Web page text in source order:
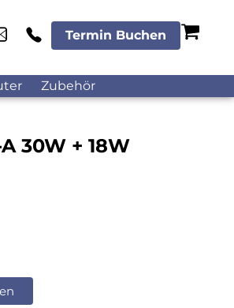
Termin Buchen
Zubehör
30W + 18W